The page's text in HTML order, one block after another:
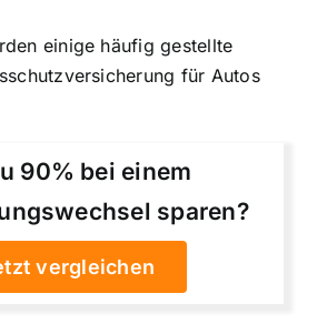
einige häufig gestellte
für Autos
90% bei einem
sparen?
vergleichen